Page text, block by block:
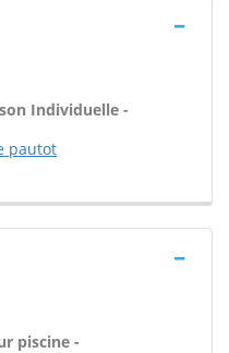
Individuelle -
pautot
piscine -